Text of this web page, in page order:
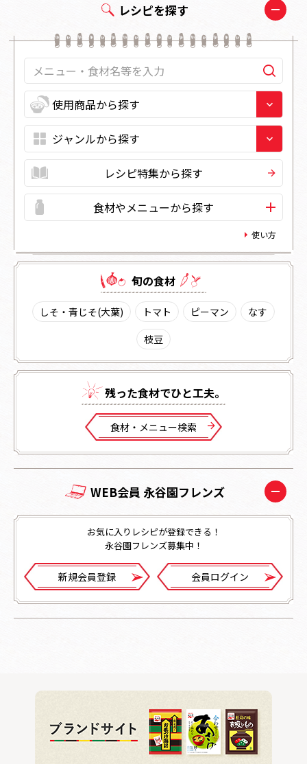
レシピを探す
レシピ特集から探す
食材やメニューから探す
使い方
旬の⾷材
しそ・青じそ(大葉) トマト ピーマン
なす
枝豆
残った⾷材でひと⼯夫。
⾷材・メニュー検索
WEB会員 永谷園フレンズ
お気に入りレシピが登録できる！
永谷園フレンズ募集中！
新規会員登録 会員ログイン